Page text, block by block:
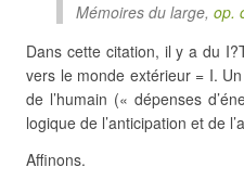
Mémoires du large, op.
Dans cette citation, il y a du
vers le monde extérieur = I.
de l’humain (« dépenses
logique de l’anticipation et de
Affinons.